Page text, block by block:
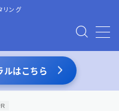
リング
ルはこちら